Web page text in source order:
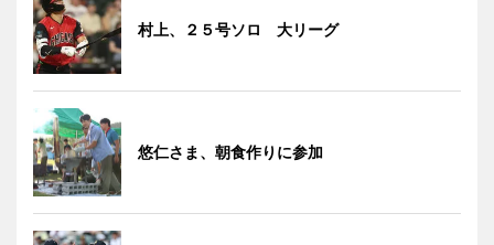
村上、２５号ソロ 大リーグ
悠仁さま、朝食作りに参加